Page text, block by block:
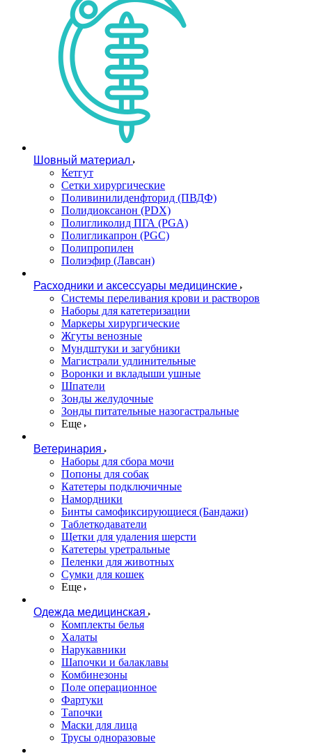
Шовный материал
Кетгут
Сетки хирургические
Поливинилиденфторид (ПВДФ)
Полидиоксанон (PDX)
Полигликолид ПГА (PGA)
Полигликапрон (PGC)
Полипропилен
Полиэфир (Лавсан)
Расходники и аксессуары медицинские
Системы переливания крови и растворов
Наборы для катетеризации
Маркеры хирургические
Жгуты венозные
Мундштуки и загубники
Магистрали удлинительные
Воронки и вкладыши ушные
Шпатели
Зонды желудочные
Зонды питательные назогастральные
Еще
Ветеринария
Наборы для сбора мочи
Попоны для собак
Катетеры подключичные
Намордники
Бинты самофиксирующиеся (Бандажи)
Таблеткодаватели
Щетки для удаления шерсти
Катетеры уретральные
Пеленки для животных
Сумки для кошек
Еще
Одежда медицинская
Комплекты белья
Халаты
Нарукавники
Шапочки и балаклавы
Комбинезоны
Поле операционное
Фартуки
Тапочки
Маски для лица
Трусы одноразовые